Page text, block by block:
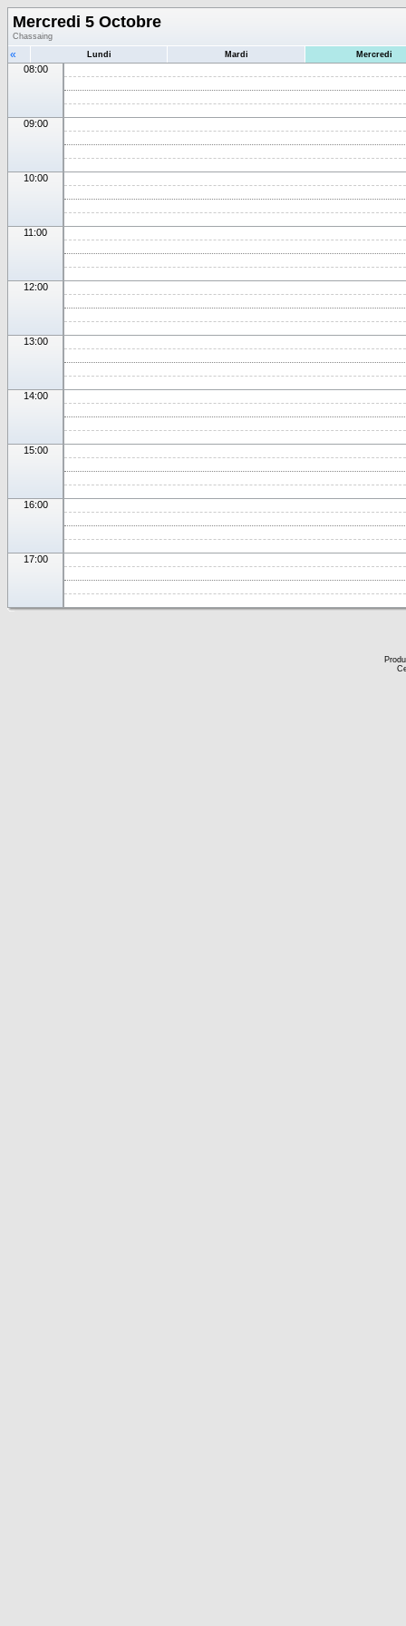
Mercredi 5 Octobre
Chassaing
« Lundi Mardi Mercredi
08:00
09:00
10:00
11:00
12:00
13:00
14:00
15:00
16:00
17:00